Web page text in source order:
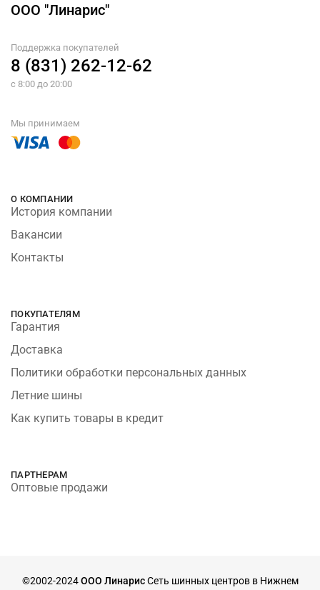
ООО "Линарис"
Поддержка покупателей
8 (831) 262-12-62
с 8:00 до 20:00
Мы принимаем
О КОМПАНИИ
История компании
Вакансии
Контакты
ПОКУПАТЕЛЯМ
Гарантия
Доставка
Политики обработки персональных данных
Летние шины
Как купить товары в кредит
ПАРТНЕРАМ
Оптовые продажи
©2002-2024ООО ЛинарисСеть шинных центров в Нижнем